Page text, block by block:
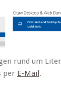
rund um
per E-Mail.